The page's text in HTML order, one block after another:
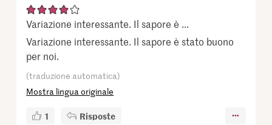
Variazione interessante. Il sapore è ...
Variazione interessante. Il sapore è stato buono
per noi.
(traduzione automatica)
Mostra lingua originale
1 Risposte